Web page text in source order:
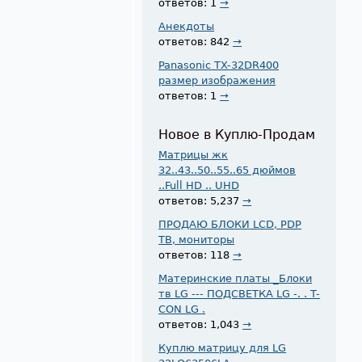
ответов: 1→
Анекдоты
ответов: 842→
Panasonic TX-32DR400
размер изображения
ответов: 1→
Новое в Куплю-Продам
Матрицы жк
32..43..50..55..65 дюймов
..Full HD .. UHD
ответов: 5,237→
ПРОДАЮ БЛОКИ LCD, PDP
ТВ, мониторы
ответов: 118→
Материнские платы _Блоки
тв LG --- ПОДСВЕТКА LG -. . T-
CON LG .
ответов: 1,043→
Куплю матрицу для LG